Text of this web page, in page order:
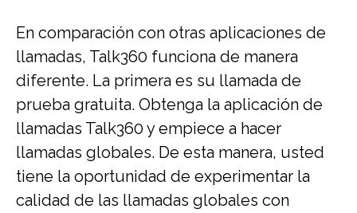
En comparación con otras aplicaciones de
llamadas, Talk360 funciona de manera
diferente. La primera es su llamada de
prueba gratuita. Obtenga la aplicación de
llamadas Talk360 y empiece a hacer
llamadas globales. De esta manera, usted
tiene la oportunidad de experimentar la
calidad de las llamadas globales con